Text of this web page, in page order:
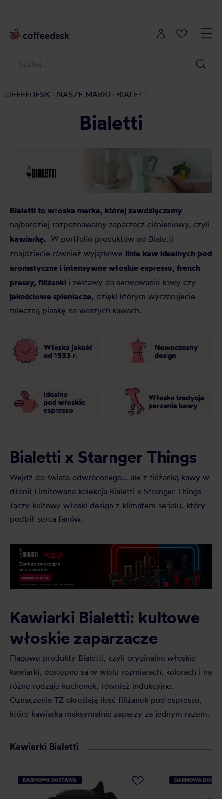
COFFEEDESK NASZE MARKI BIALETTI
Bialetti
Bialetti to włoska marka, której zawdzięczamy
najbardziej rozpoznawalny zaparzacz ciśnieniowy, czyli
kawiarkę. W portfolio produktów od Bialetti
znajdziecie również wyjątkowe linie kaw idealnych pod
aromatyczne i intensywne włoskie espresso, french
pressy, filiżanki i zestawy do serwowania kawy czy
jakościowe spieniacze, dzięki którym wyczarujecie
mleczną piankę na waszych kawach.
Bialetti x Starnger Things
Wejdź do świata odwróconego… ale z filiżanką kawy w
dłoni! Limitowana kolekcja Bialetti x Stranger Things
łączy kultowy włoski design z klimatem serialu, który
podbił serca fanów.
Kawiarki Bialetti: kultowe
włoskie zaparzacze
Flagowe produkty Bialetti, czyli oryginalne włoskie
kawiarki, dostępne są w wielu rozmiarach, kolorach i na
różne rodzaje kuchenek, również indukcyjne.
Oznaczenia TZ określają ilość filiżanek pod espresso,
które kawiarka maksymalnie zaparzy za jednym razem.
Kawiarki Bialetti
DARMOWA DOSTAWA DARMOWA